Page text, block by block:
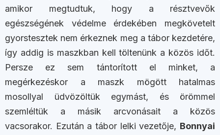
amikor megtudtuk, hogy a résztvevők
egészségének védelme érdekében megkövetelt
gyorstesztek nem érkeznek meg a tábor kezdetére,
így addig is maszkban kell töltenünk a közös időt.
Persze ez sem tántorított el minket, a
megérkezéskor a maszk mögött hatalmas
mosollyal üdvözöltük egymást, és örömmel
szemléltük a másik arcvonásait a közös
vacsorakor. Ezután a tábor lelki vezetője, Bonnyai